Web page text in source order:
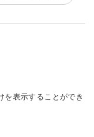
を表示することができ